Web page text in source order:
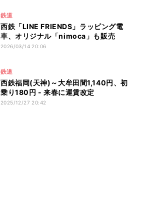
鉄道
西鉄「LINE FRIENDS」ラッピング電
車、オリジナル「nimoca」も販売
2026/03/14 20:06
鉄道
西鉄福岡(天神)～大牟田間1,140円、初
乗り180円 - 来春に運賃改定
2025/12/27 20:42